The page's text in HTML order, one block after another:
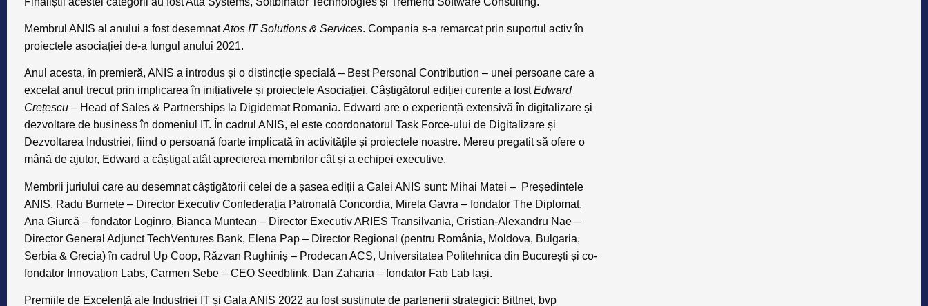
Membrul ANIS al anului a fost desemnatAtos IT Solutions & Services. Compania s-a remarcat prin suportul activ în
proiectele asociației de-a lungul anului 2021.
Anul acesta, în premieră, ANIS a introdus și o distincție specială – Best Personal Contribution – unei persoane care a
excelat anul trecut prin implicarea în inițiativele și proiectele Asociației. Câștigătorul ediției curente a fostEdward
Crețescu – Head of Sales & Partnerships la Digidemat Romania. Edward are o experiență extensivă în digitalizare și
dezvoltare de business în domeniul IT. În cadrul ANIS, el este coordonatorul Task Force-ului de Digitalizare și
Dezvoltarea Industriei, fiind o persoană foarte implicată în activitățile și proiectele noastre. Mereu pregatit să ofere o
mână de ajutor, Edward a câștigat atât aprecierea membrilor cât și a echipei executive.
Membrii juriului care au desemnat câștigătorii celei de a șasea ediții a Galei ANIS sunt: Mihai Matei – Președintele
ANIS, Radu Burnete – Director Executiv Confederația Patronală Concordia, Mirela Gavra – fondator The Diplomat,
Ana Giurcă – fondator Loginro, Bianca Muntean – Director Executiv ARIES Transilvania, Cristian-Alexandru Nae –
Director General Adjunct TechVentures Bank, Elena Pap – Director Regional (pentru România, Moldova, Bulgaria,
Serbia & Grecia) în cadrul Up Coop, Răzvan Rughiniș – Prodecan ACS, Universitatea Politehnica din București și co-
fondator Innovation Labs, Carmen Sebe – CEO Seedblink, Dan Zaharia – fondator Fab Lab Iași.
Premiile de Excelență ale Industriei IT și Gala ANIS 2022 au fost susținute de partenerii strategici: Bittnet, bvp